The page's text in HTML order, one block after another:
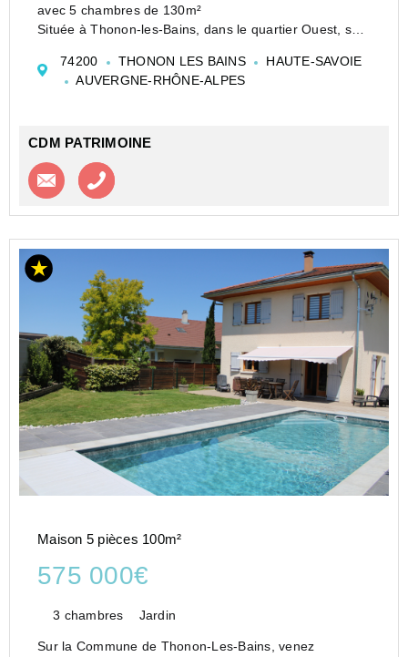
avec 5 chambres de 130m²
Située à Thonon-les-Bains, dans le quartier Ouest, sur
d'un emplacement recherché, à seulement 15 minutes
de l'emba...
74200 THONON LES BAINS
HAUTE-SAVOIE
AUVERGNE-RHÔNE-ALPES
CDM PATRIMOINE
Contacter l'agence
Maison 5 pièces 100m²
575 000€
3 chambres Jardin
Sur la Commune de Thonon-Les-Bains, venez